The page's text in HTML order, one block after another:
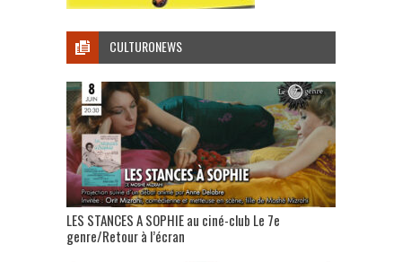
CULTURONEWS
LES STANCES A SOPHIE au ciné-club Le 7e
genre/Retour à l’écran